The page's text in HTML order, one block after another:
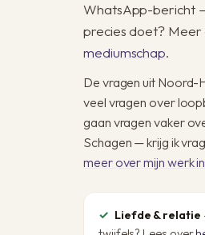
WhatsApp-bericht
precies doet? Meer
mediumschap.
De vragen uit Noord-
veel vragen over
gaan vragen vaker
Schagen — krijg ik
meer over mijn werk
Liefde & relatie